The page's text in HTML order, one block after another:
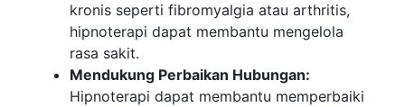
kronis seperti fibromyalgia atau arthritis,
hipnoterapi dapat membantu mengelola
rasa sakit.
Mendukung Perbaikan Hubungan:
Hipnoterapi dapat membantu memperbaiki